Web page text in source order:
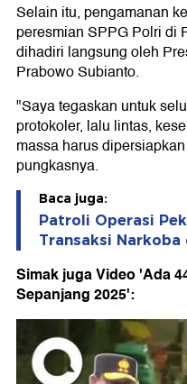
Selain itu, pengamanan
peresmian SPPG Polri di
dihadiri langsung oleh
Prabowo Subianto.
"Saya tegaskan untuk
protokoler, lalu lintas,
massa harus
pungkasnya.
Baca juga:
Patroli Operasi
Transaksi
Simak juga Video 'Ada
Sepanjang 2025':